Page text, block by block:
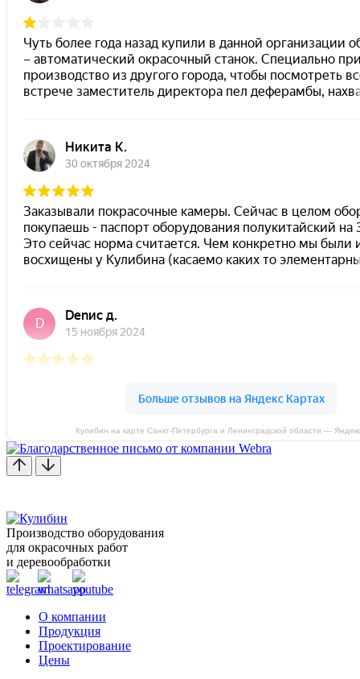
Кулибин на карте Санкт‑Петербурга и Ленинградской области —
Производство оборудования
для окрасочных работ
и деревообработки
О компании
Продукция
Проектирование
Цены